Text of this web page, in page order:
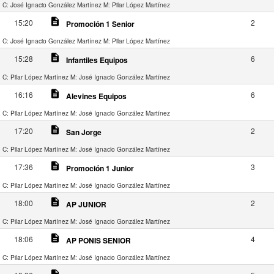
C: José Ignacio González Martínez M: Pilar López Martínez
15:20 description Promoción 1 Senior 2
C: José Ignacio González Martínez M: Pilar López Martínez
15:28 description Infantiles Equipos 6
C: Pilar López Martínez M: José Ignacio González Martínez
16:16 description Alevines Equipos 6
C: Pilar López Martínez M: José Ignacio González Martínez
17:20 description San Jorge 2
C: Pilar López Martínez M: José Ignacio González Martínez
17:36 description Promoción 1 Junior 3
C: Pilar López Martínez M: José Ignacio González Martínez
18:00 description AP JUNIOR 2
C: Pilar López Martínez M: José Ignacio González Martínez
18:06 description AP PONIS SENIOR 4
C: Pilar López Martínez M: José Ignacio González Martínez